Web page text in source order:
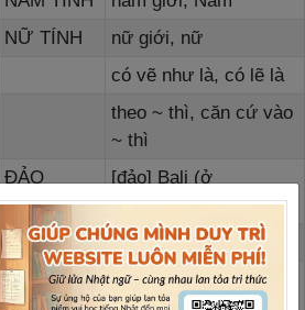
NỮ TÍNH
nữ giới, nữ
có vẽ như là, có lẽ là
theo ~ thì, căn cứ vào
~ thì
ĐẢO
[đảo] Bali (ở
Indonesia)
Iran
California (ở Mỹ)